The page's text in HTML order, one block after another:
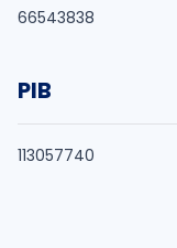
66543838
PIB
113057740